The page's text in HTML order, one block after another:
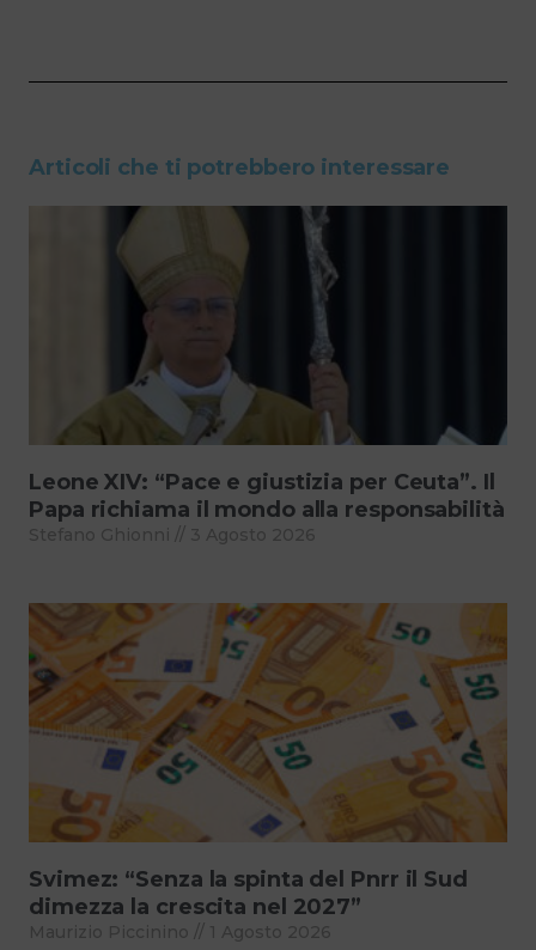
Articoli che ti potrebbero interessare
Leone XIV: “Pace e giustizia per Ceuta”. Il
Papa richiama il mondo alla responsabilità
Stefano Ghionni 3 Agosto 2026
Svimez: “Senza la spinta del Pnrr il Sud
dimezza la crescita nel 2027”
Maurizio Piccinino 1 Agosto 2026